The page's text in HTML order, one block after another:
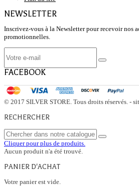
NEWSLETTER
Inscrivez-vous à la Newsletter pour recevoir nos
promotionnelles.
FACEBOOK
© 2017 SILVER STORE. Tous droits réservés. -
RECHERCHER
Cliquer pour plus de produits.
Aucun produit n'a été trouvé.
PANIER D'ACHAT
Votre panier est vide.